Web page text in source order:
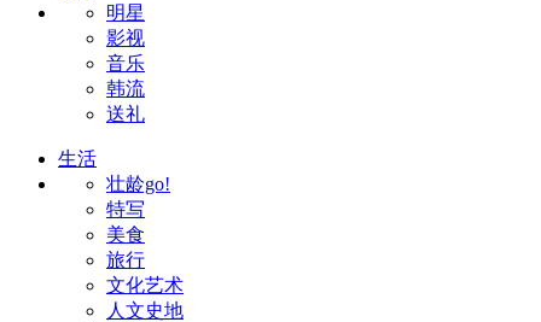
明星
影视
音乐
韩流
送礼
生活
壮龄go!
特写
美食
旅行
文化艺术
人文史地